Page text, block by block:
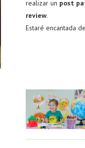
realizar un post
review.
Estaré encantada